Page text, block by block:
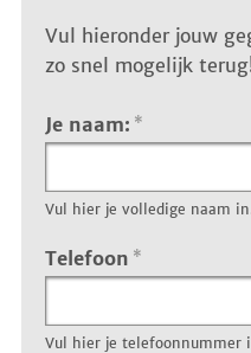
Contact
Vul hieronder jouw
zo snel mogelijk
Je naam: *
Vul hier je volledige naam
Telefoon *
Vul hier je telefoonnummer